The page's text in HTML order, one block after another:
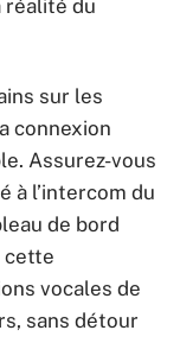
réalité du
sur les
connexion
Assurez-vous
à l’intercom du
de bord
cette
vocales de
sans détour